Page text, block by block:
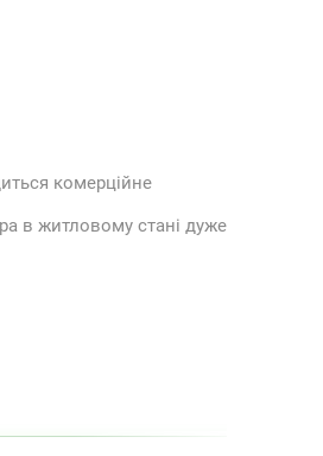
комерційне
в житловому стані дуже